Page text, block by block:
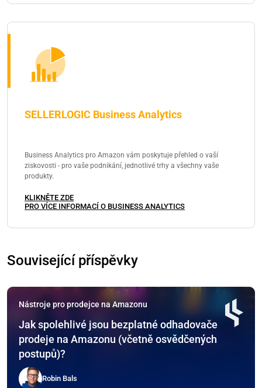
SELLERLOGIC Business Analytics
Business Analytics pro Amazon vám poskytuje přehled o vaší
ziskovosti - pro vaše podnikání, jednotlivé trhy a všechny vaše
produkty.
KLIKNĚTE ZDE
PRO VÍCE INFORMACÍ O BUSINESS ANALYTICS
Související příspěvky
Nástroje pro prodejce na Amazonu
Jak spolehlivé jsou bezplatné odhadovače
prodeje na Amazonu (včetně osvědčených
postupů)?
Robin Bals